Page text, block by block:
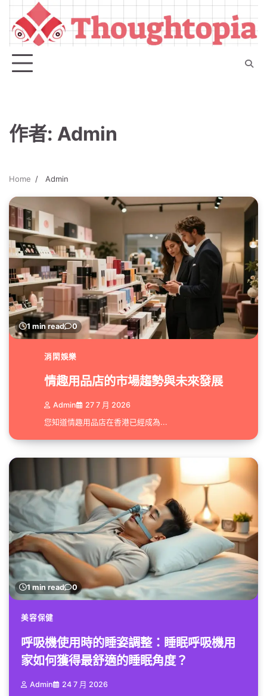
Skip
content
作者: Admin
Home Admin
1 min read 0
消閑娛樂
情趣用品店的市場趨勢與未來發展
Admin 27 7 月 2026
您知道情趣用品店在香港已經成為...
1 min read 0
美容保健
呼吸機使用時的睡姿調整：睡眠呼吸機用
家如何獲得最舒適的睡眠角度？
Admin 24 7 月 2026